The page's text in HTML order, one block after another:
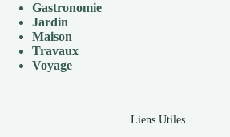
Gastronomie
Jardin
Maison
Travaux
Voyage
Liens Utiles